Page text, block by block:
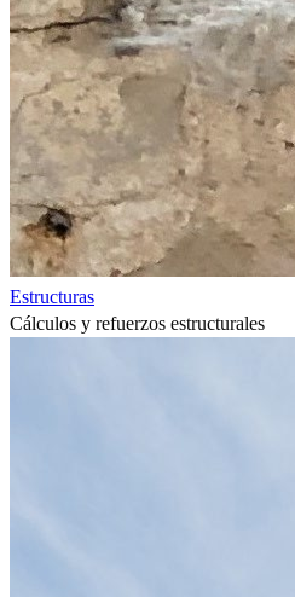
Estructuras
Cálculos y refuerzos estructurales